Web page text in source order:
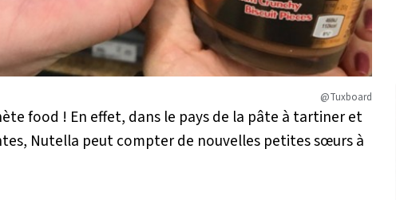
@Tuxboard
food ! En effet, dans le pays de la pâte à tartiner et
Nutella peut compter de nouvelles petites sœurs à